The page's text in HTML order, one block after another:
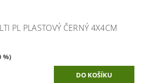
PL PLASTOVÝ ČERNÝ 4X4CM
%)